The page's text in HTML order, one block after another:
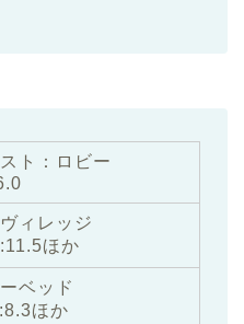
ト：ロビー
ィレッジ
ほか
ベッド
ほか